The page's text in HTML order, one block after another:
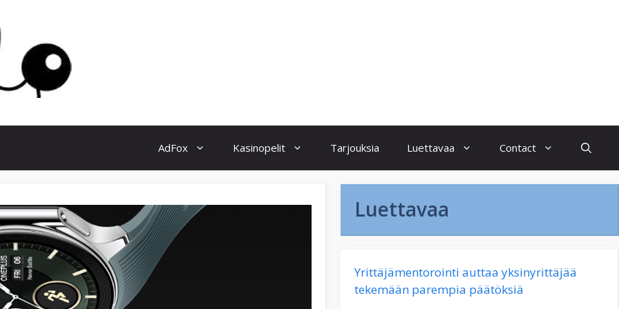
AdFox Kasinopelit Tarjouksia Luettavaa Contact
Luettavaa
Yrittäjämentorointi auttaa yksinyrittäjää
tekemään parempia päätöksiä